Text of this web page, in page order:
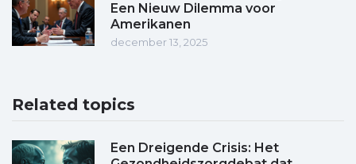
Een Nieuw Dilemma voor
Amerikanen
december 13, 2025
Related topics
Een Dreigende Crisis: Het